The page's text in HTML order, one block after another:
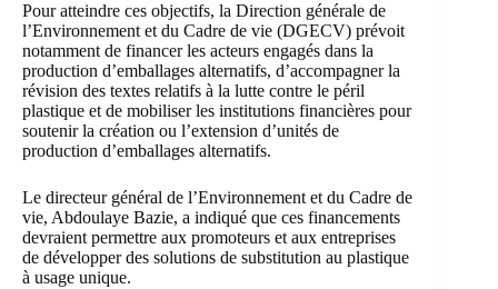
Pour atteindre ces objectifs, la Direction générale de
l’Environnement et du Cadre de vie (DGECV) prévoit
notamment de financer les acteurs engagés dans la
production d’emballages alternatifs, d’accompagner la
révision des textes relatifs à la lutte contre le péril
plastique et de mobiliser les institutions financières pour
soutenir la création ou l’extension d’unités de
production d’emballages alternatifs.
Le directeur général de l’Environnement et du Cadre de
vie, Abdoulaye Bazie, a indiqué que ces financements
devraient permettre aux promoteurs et aux entreprises
de développer des solutions de substitution au plastique
à usage unique.